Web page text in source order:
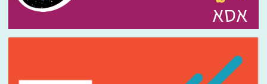
אסא